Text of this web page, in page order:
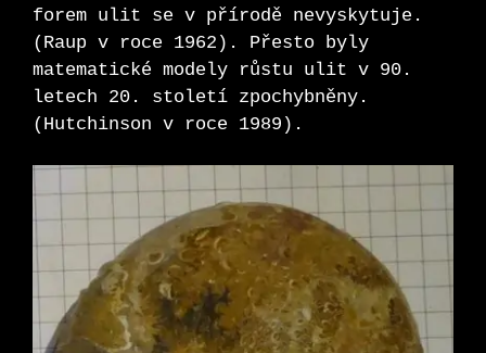
forem ulit se v přírodě nevyskytuje.
(Raup v roce 1962). Přesto byly
matematické modely růstu ulit v 90.
letech 20. století zpochybněny.
(Hutchinson v roce 1989).